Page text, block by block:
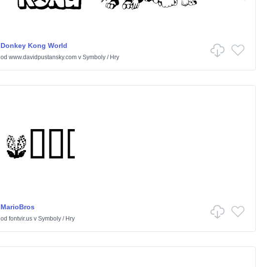
Donkey Kong World
od www.davidpustansky.comv Symboly/ Hry
MarioBros
od fontvir.usv Symboly/ Hry